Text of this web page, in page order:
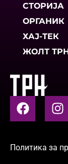
СТОРИЈА
ОРГАНИК
ХАЈ-ТЕК
ЖОЛТ
Политика за